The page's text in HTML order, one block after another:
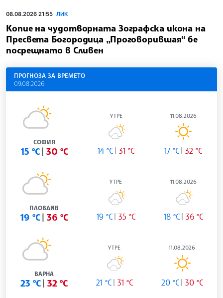
08.08.2026 21:55 ЛИК
Копие на чудотворната Зографска икона на
Пресвета Богородица „Проговорившая“ бе
посрещнато в Сливен
ПРОГНОЗА ЗА ВРЕМЕТО
09.08.2026
СОФИЯ
15 °C 30 °C
УТРЕ
14 °C 31 °C
11.08.2026
17 °C 32 °C
ПЛОВДИВ
19 °C 36 °C
УТРЕ
19 °C 35 °C
11.08.2026
18 °C 36 °C
ВАРНА
23 °C 32 °C
УТРЕ
21 °C 31 °C
11.08.2026
20 °C 30 °C